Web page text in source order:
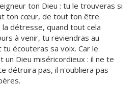
ton Dieu : tu le trouveras si
ton cœur, de tout ton être.
détresse, quand tout cela
à venir, tu reviendras au
écouteras sa voix. Car le
un Dieu miséricordieux : il ne te
détruira pas, il n'oubliera pas